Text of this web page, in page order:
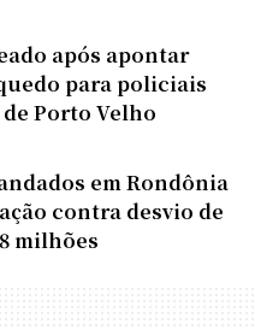
após apontar
para policiais
Porto Velho
em Rondônia
contra desvio de
milhões